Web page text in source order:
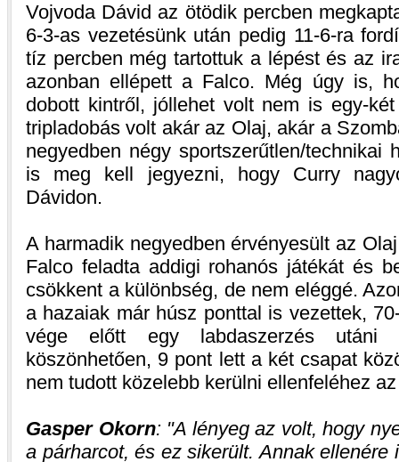
Vojvoda Dávid az ötödik percben
6-3-as vezetésünk után pedig 11-6-ra
tíz percben még tartottuk a lépést és az
azonban ellépett a Falco. Még úgy is,
dobott kintről, jóllehet volt nem is egy-
tripladobás volt akár az Olaj, akár a
negyedben négy sportszerűtlen/technikai
is meg kell jegyezni, hogy Curry
Dávidon.
A harmadik negyedben érvényesült az
Falco feladta addigi rohanós játékát és
csökkent a különbség, de nem eléggé.
a hazaiak már húsz ponttal is vezettek,
vége előtt egy labdaszerzés utáni
köszönhetően, 9 pont lett a két csapat
nem tudott közelebb kerülni ellenfeléhez
Gasper Okorn: A lényeg az volt, hogy
a párharcot, és ez sikerült. Annak